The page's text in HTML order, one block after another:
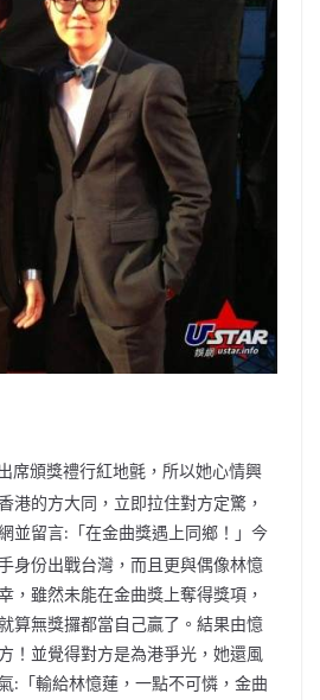
席頒獎禮行紅地氈， 所以她心情興
港的方大同， 立即拉住對方定驚，
並留言: 「在金曲獎遇上同鄉！」今
身份出戰台灣， 而且更與偶像林憶
， 雖然未能在金曲獎上奪得獎項，
算無獎攞都當自己贏了。結果由憶
！並覺得對方是為港爭光， 她還風
: 「輸給林憶蓮，一點不可憐， 金曲